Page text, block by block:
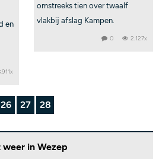
en
omstreeks tien over twaalf
vlakbij afslag Kampen.
0 2.127x
26 27 28
weer in Wezep